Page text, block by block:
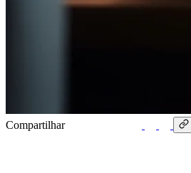
Compartilhar